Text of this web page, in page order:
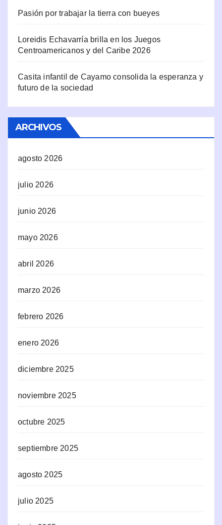
Pasión por trabajar la tierra con bueyes
Loreidis Echavarría brilla en los Juegos
Centroamericanos y del Caribe 2026
Casita infantil de Cayamo consolida la esperanza y
futuro de la sociedad
ARCHIVOS
agosto 2026
julio 2026
junio 2026
mayo 2026
abril 2026
marzo 2026
febrero 2026
enero 2026
diciembre 2025
noviembre 2025
octubre 2025
septiembre 2025
agosto 2025
julio 2025